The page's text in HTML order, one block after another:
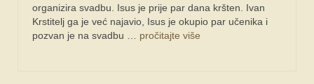
organizira svadbu. Isus je prije par dana kršten. Ivan
Krstitelj ga je već najavio, Isus je okupio par učenika i
pozvan je na svadbu … pročitajte više